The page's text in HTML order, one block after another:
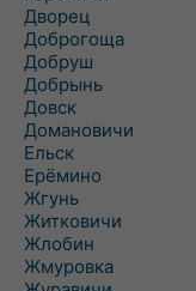
Дворец
Доброгоща
Добруш
Добрынь
Довск
Домановичи
Ельск
Ерёмино
Жгунь
Житковичи
Жлобин
Жмуровка